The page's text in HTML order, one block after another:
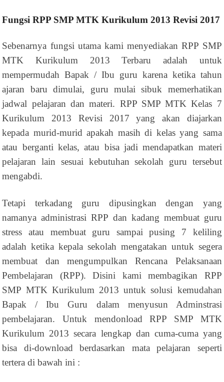
Fungsi RPP SMP MTK Kurikulum 2013 Revisi 2017
Sebenarnya fungsi utama kami menyediakan RPP SMP
MTK Kurikulum 2013 Terbaru adalah untuk
mempermudah Bapak / Ibu guru karena ketika tahun
ajaran baru dimulai, guru mulai sibuk memerhatikan
jadwal pelajaran dan materi. RPP SMP MTK Kelas 7
Kurikulum 2013 Revisi 2017 yang akan diajarkan
kepada murid-murid apakah masih di kelas yang sama
atau berganti kelas, atau bisa jadi mendapatkan materi
pelajaran lain sesuai kebutuhan sekolah guru tersebut
mengabdi.
Tetapi terkadang guru dipusingkan dengan yang
namanya administrasi RPP dan kadang membuat guru
stress atau membuat guru sampai pusing 7 keliling
adalah ketika kepala sekolah mengatakan untuk segera
membuat dan mengumpulkan Rencana Pelaksanaan
Pembelajaran (RPP). Disini kami membagikan RPP
SMP MTK Kurikulum 2013 untuk solusi kemudahan
Bapak / Ibu Guru dalam menyusun Adminstrasi
pembelajaran. Untuk mendonload RPP SMP MTK
Kurikulum 2013 secara lengkap dan cuma-cuma yang
bisa di-download berdasarkan mata pelajaran seperti
tertera di bawah ini :